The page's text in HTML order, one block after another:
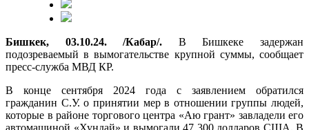
Бишкек, 03.10.24. /Кабар/. В Бишкеке задержан
подозреваемый в вымогательстве крупной суммы, сообщает
пресс-служба МВД КР.
В конце сентября 2024 года с заявлением обратился
гражданин С.У. о принятии мер в отношении группы людей,
которые в районе торгового центра «Аю грант» завладели его
автомашиной «Хундай» и вымогали 47 300 долларов США. В